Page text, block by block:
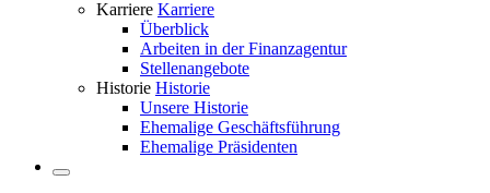
Karriere Karriere
Überblick
Arbeiten in der Finanzagentur
Stellenangebote
Historie Historie
Unsere Historie
Ehemalige Geschäftsführung
Ehemalige Präsidenten